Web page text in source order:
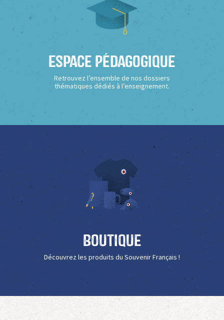
Espace Pédagogique
Retrouvez l’ensemble de nos dossiers
thématiques dédiés à l’enseignement.
Boutique
Découvrez les produits du Souvenir Français !